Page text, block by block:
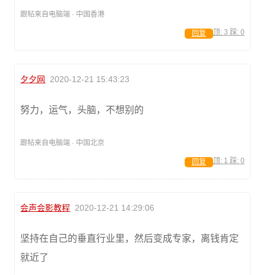
跟帖来自电脑端 · 中国香港
顶: 3 踩: 0
回复
夕夕网 2020-12-21 15:43:23
努力，运气，头脑，不想别的
跟帖来自电脑端 · 中国北京
顶: 1 踩: 0
回复
会声会影教程 2020-12-21 14:29:06
坚持在自己的垂直行业里，然后变成专家，离钱肯定
就近了